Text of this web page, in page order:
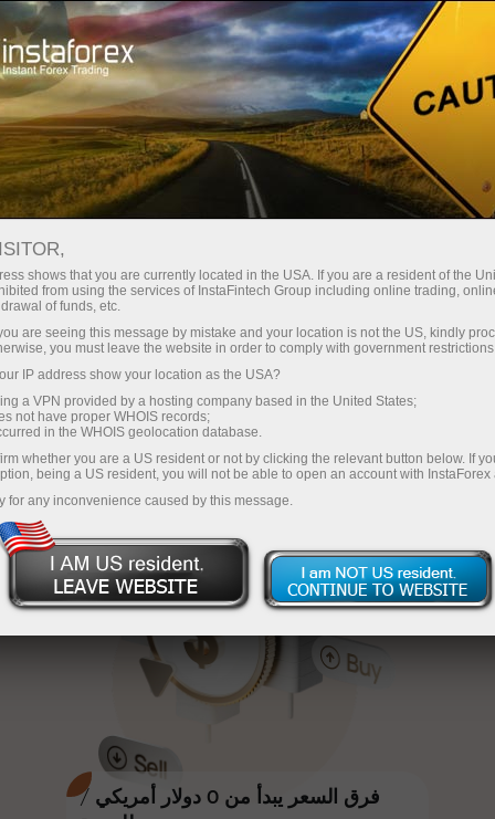
InstaForex
فرق السعر يبدأ من 0 دولار أمريكي /
مع إنستا فوركس، يمكنك الوصول إلى
إلى 1:5000، وبعض من أفضل فروق
الأسعار والعمولات في السوق، وظروف
مواتية لتداول الأسهم والمؤشرات
فوركس الحصول على مكافأة تصل إلى
30% على إيداعه، والاستفادة من
عروض ترويجية وعروض خاصة أخرى.
تتشارك سرعة المسار وسرعة التداول
نفس القيم. يُضفي أليش لوبرايس
عناصر الحماس والانضباط على عالم
التداول، ويعمل كشريك يُلهم العملاء
لتحقيق أهداف طموحة.
صغير الحجم
30% مكافأة
لكل إيداع
سرعة
في التجارة وعلى الطريق السريع
جائزة هديتك الشخصية الكبرى
قم بإيداع المبلغ في حسابك باستخدام $333 — اختر هدية
تصل قيمتها إلى $1,500
تداول بدون مخاطرة -
نحن نضمن أرباحك
مكافأة تصل إلى 1000 ضعف - أكبر
shows that you are currently located in the USA. If you are a resident of the
from using the services of InstaFintech Group including online trading,
of funds, etc.
are seeing this message by mistake and your location is not the US, kindly
you must leave the website in order to comply with government
IP address show your location as the USA?
a VPN provided by a hosting company based in the United States;
not have proper WHOIS records;
in the WHOIS geolocation database.
whether you are a US resident or not by clicking the relevant button below. If
being a US resident, you will not be able to open an account with InstaForex
for any inconvenience caused by this message.